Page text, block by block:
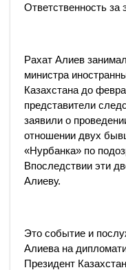
Ответственность за
Рахат Алиев
министра
Казахстана до
представители
заявили о
отношении двух
«Нурбанка» по
Впоследствии эти
Алиеву.
Это событие и
Алиева на
Президент